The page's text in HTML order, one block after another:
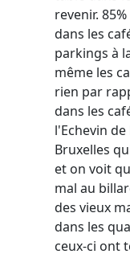
revenir.
dans les
parkings à
même les
rien par
dans les
l'Echevin
Bruxelles
et on voit
mal au
des vieux
dans les
ceux-ci ont